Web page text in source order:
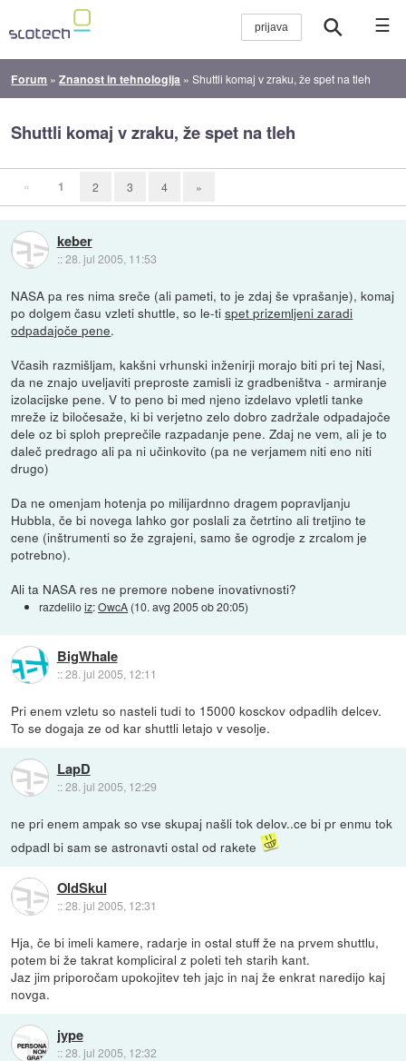
☰
Forum »Znanost in tehnologija »Shuttli komaj v zraku, že spet na tleh
Shuttli komaj v zraku, že spet na tleh
« 1 2 3 4 »
keber
::28. jul 2005, 11:53
NASA pa res nima sreče (ali pameti, to je zdaj še vprašanje), komaj
po dolgem času vzleti shuttle, so le-tispet prizemljeni zaradi
odpadajoče pene.
Včasih razmišljam, kakšni vrhunski inženirji morajo biti pri tej Nasi,
da ne znajo uveljaviti preproste zamisli iz gradbeništva - armiranje
izolacijske pene. V to peno bi med njeno izdelavo vpletli tanke
mreže iz biločesaže, ki bi verjetno zelo dobro zadržale odpadajoče
dele oz bi sploh preprečile razpadanje pene. Zdaj ne vem, ali je to
daleč predrago ali pa ni učinkovito (pa ne verjamem niti eno niti
drugo)
Da ne omenjam hotenja po milijardnno dragem popravljanju
Hubbla, če bi novega lahko gor poslali za četrtino ali tretjino te
cene (inštrumenti so že zgrajeni, samo še ogrodje z zrcalom je
potrebno).
Ali ta NASA res ne premore nobene inovativnosti?
razdeliloiz:OwcA (10. avg 2005 ob 20:05)
BigWhale
::28. jul 2005, 12:11
Pri enem vzletu so nasteli tudi to 15000 kosckov odpadlih delcev.
To se dogaja ze od kar shuttli letajo v vesolje.
LapD
::28. jul 2005, 12:29
ne pri enem ampak so vse skupaj našli tok delov..ce bi pr enmu tok
odpadl bi sam se astronavti ostal od rakete
OldSkul
::28. jul 2005, 12:31
Hja, če bi imeli kamere, radarje in ostal stuff že na prvem shuttlu,
potem bi že takrat kompliciral z poleti teh starih kant.
Jaz jim priporočam upokojitev teh jajc in naj že enkrat naredijo kaj
novga.
jype
::28. jul 2005, 12:32